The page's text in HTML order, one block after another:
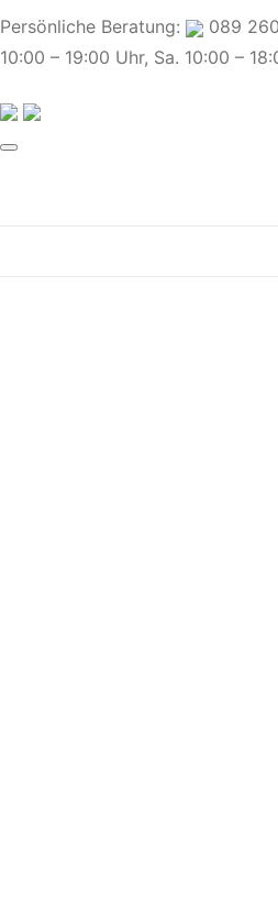
Persönliche Beratung:
089
10:00 – 19:00 Uhr, Sa. 10:00 –